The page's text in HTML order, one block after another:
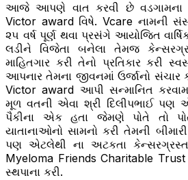
આજે આપણે વાત કરવી છે વડગામના
Victor award વિષે. Vcare નામની
૨૫ વર્ષ પૂર્ણ થવા પ્રસંગે આયોજિત
લડીને વિજેતા બનેલા તેમજ
માહિતગાર કરી તેનો પ્રતિકાર કરી
આપનાર તેમના જીવનમાં ઉર્જાનો
Victor award આપી સન્માનિત
મૂળ વતની એવા શ્રી દિલીપભાઈ પણ
પૈકીના એક હતા જેમણે પોતે તો
યાતાનાઓનો સામનો કરી તેમની
પણ એટલેથી ના અટકતા
Myeloma Friends Charitable Trust
સ્થપાના કરી.